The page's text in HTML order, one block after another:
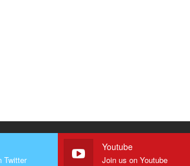
Twitter
Youtube
Join us on Youtube